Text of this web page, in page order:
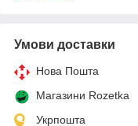
Умови доставки
Нова Пошта
Магазини Rozetka
Укрпошта